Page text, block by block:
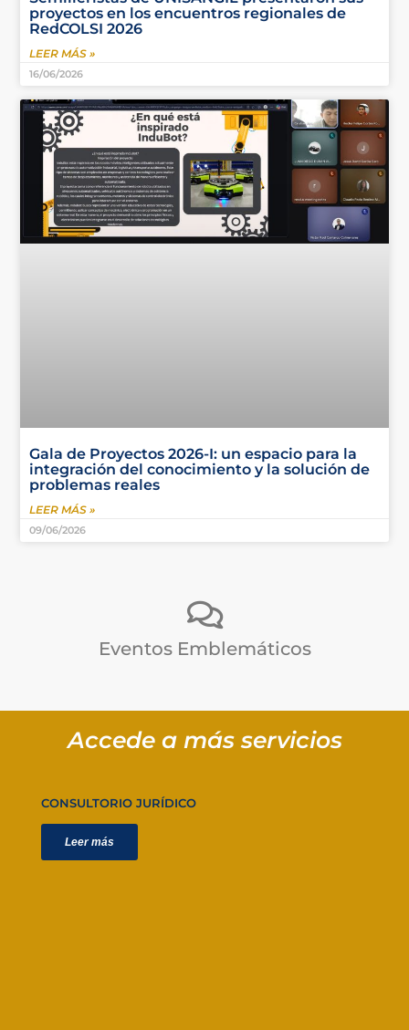
proyectos en los encuentros regionales de
RedCOLSI 2026
LEER MÁS »
16/06/2026
Gala de Proyectos 2026-I: un espacio para la
integración del conocimiento y la solución de
problemas reales
LEER MÁS »
09/06/2026
Eventos Emblemáticos
Accede a más servicios
CONSULTORIO JURÍDICO
Leer más